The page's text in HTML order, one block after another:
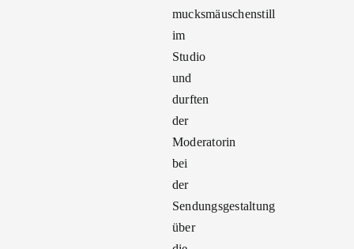
mucksmäuschenstill
im
Studio
und
durften
der
Moderatorin
bei
der
Sendungsgestaltung
über